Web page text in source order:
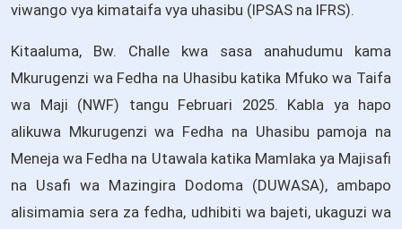
viwango vya kimataifa vya uhasibu (IPSAS na IFRS).
Kitaaluma, Bw. Challe kwa sasa anahudumu kama
Mkurugenzi wa Fedha na Uhasibu katika Mfuko wa Taifa
wa Maji (NWF) tangu Februari 2025. Kabla ya hapo
alikuwa Mkurugenzi wa Fedha na Uhasibu pamoja na
Meneja wa Fedha na Utawala katika Mamlaka ya Majisafi
na Usafi wa Mazingira Dodoma (DUWASA), ambapo
alisimamia sera za fedha, udhibiti wa bajeti, ukaguzi wa